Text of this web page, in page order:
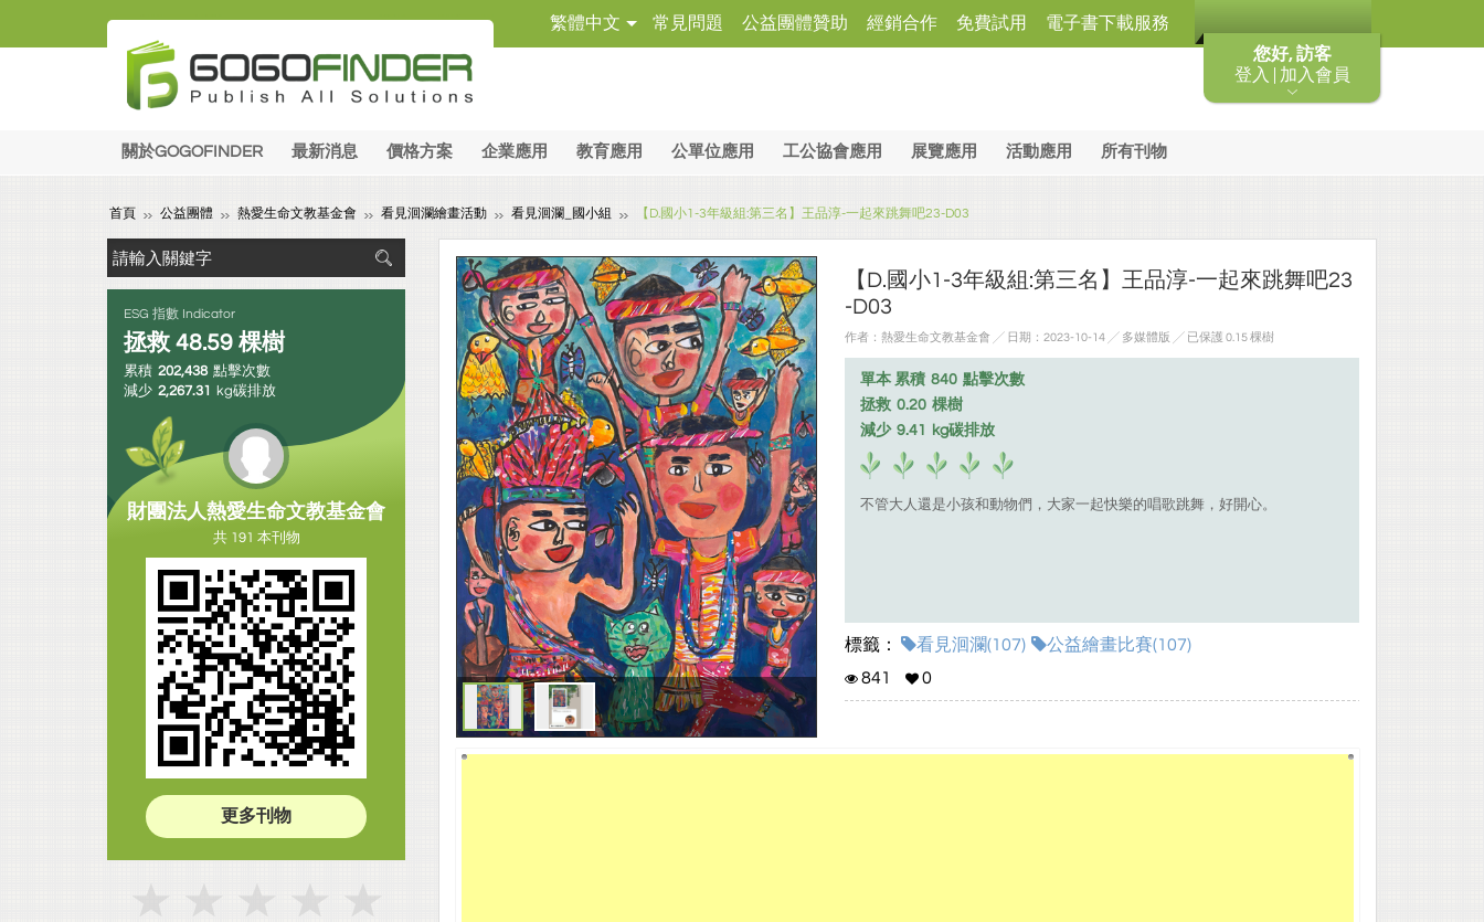
您好, 訪客
登入 | 加入會員
繁體中文 常見問題 公益團體贊助 經銷合作 免費試用 電子書下載服務
關於GOGOFINDER 最新消息 價格方案 企業應用 教育應用 公單位應用 工公協會應用 展覽應用 活動應用 所有刊物
首頁 公益團體 熱愛生命文教基金會 看見洄瀾繪畫活動 看見洄瀾_國小組 【D.國小1-3年級組:第三名】王品淳-一起來跳舞吧23-D03
【D.國小1-3年級組:第三名】王品淳-一起來跳舞吧23
-D03
作者：熱愛生命文教基金會 ╱ 日期：2023-10-14 ╱ 多媒體版 ╱ 已保護 0.15 棵樹
單本 累積 840 點擊次數
拯救 0.20 棵樹
減少 9.41 kg碳排放
不管大人還是小孩和動物們，大家一起快樂的唱歌跳舞，好開心。
標籤： 看見洄瀾(107)
公益繪畫比賽(107)
841
0
ESG 指數 Indicator
拯救 48.59 棵樹
累積 202,438 點擊次數
減少 2,267.31 kg碳排放
財團法人熱愛生命文教基金會
共 191 本刊物
更多刊物